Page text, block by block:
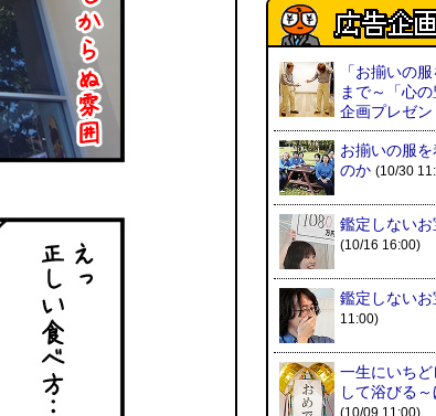
「お揃いの
まで～「心
企画プレゼン
お揃いの服
のか (10/30
鑑定しない
(10/16 16:00)
鑑定しない
11:00)
一生にいち
して浴びる
(10/09 11:00)